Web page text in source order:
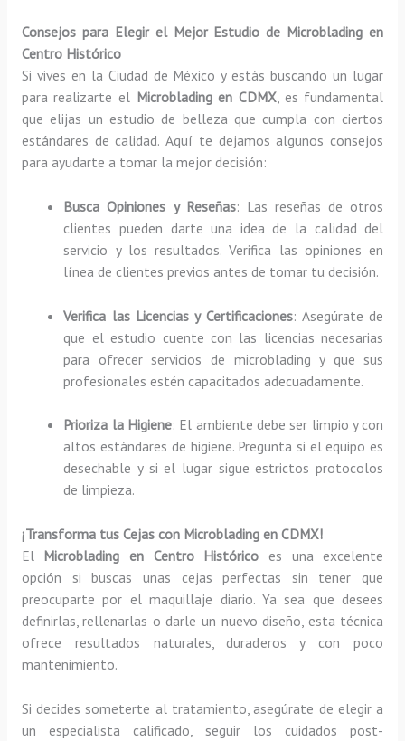
Consejos para Elegir el Mejor Estudio de Microblading en
Centro Histórico
Si vives en la Ciudad de México y estás buscando un lugar
para realizarte el Microblading en CDMX, es fundamental
que elijas un estudio de belleza que cumpla con ciertos
estándares de calidad. Aquí te dejamos algunos consejos
para ayudarte a tomar la mejor decisión:
Busca Opiniones y Reseñas: Las reseñas de otros
clientes pueden darte una idea de la calidad del
servicio y los resultados. Verifica las opiniones en
línea de clientes previos antes de tomar tu decisión.
Verifica las Licencias y Certificaciones: Asegúrate de
que el estudio cuente con las licencias necesarias
para ofrecer servicios de microblading y que sus
profesionales estén capacitados adecuadamente.
Prioriza la Higiene: El ambiente debe ser limpio y con
altos estándares de higiene. Pregunta si el equipo es
desechable y si el lugar sigue estrictos protocolos
de limpieza.
¡Transforma tus Cejas con Microblading en CDMX!
El Microblading en Centro Histórico es una excelente
opción si buscas unas cejas perfectas sin tener que
preocuparte por el maquillaje diario. Ya sea que desees
definirlas, rellenarlas o darle un nuevo diseño, esta técnica
ofrece resultados naturales, duraderos y con poco
mantenimiento.
Si decides someterte al tratamiento, asegúrate de elegir a
un especialista calificado, seguir los cuidados post-